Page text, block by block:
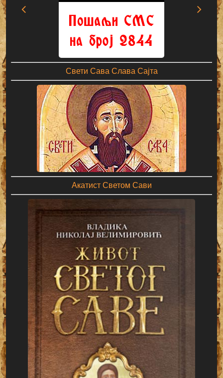
Свети Сава Слава Сајта
Акатист Светом Сави